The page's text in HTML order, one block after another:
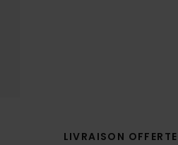
LIVRAISON OFFERTE